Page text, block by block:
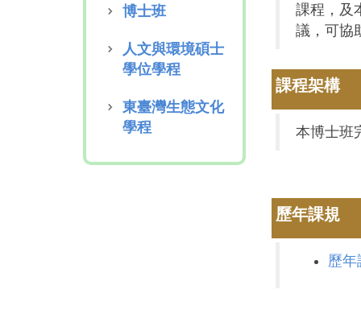
博士班
人文與環境碩士
學位學程
東臺灣生態文化
學程
課程，及
議，可協
課程架構
本博士班
歷年課規
歷年